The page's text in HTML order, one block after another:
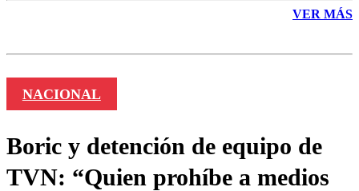
VER MÁS
NACIONAL
Boric y detención de equipo de
TVN: “Quien prohíbe a medios